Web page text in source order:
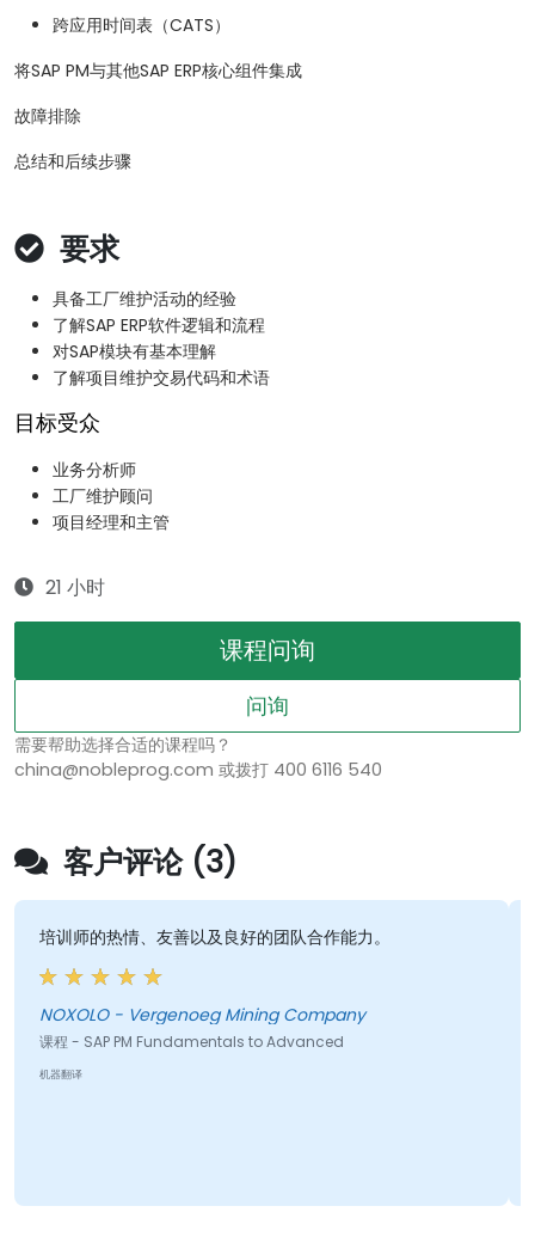
跨应用时间表（CATS）
将SAP PM与其他SAP ERP核心组件集成
故障排除
总结和后续步骤
要求
具备工厂维护活动的经验
了解SAP ERP软件逻辑和流程
对SAP模块有基本理解
了解项目维护交易代码和术语
目标受众
业务分析师
工厂维护顾问
项目经理和主管
21 小时
课程问询
问询
需要帮助选择合适的课程吗？
china@nobleprog.com 或拨打 400 6116 540
客户评论 (3)
培训师的热情、友善以及良好的团队合作能力。
NOXOLO - Vergenoeg Mining Company
课程 - SAP PM Fundamentals to Advanced
机器翻译